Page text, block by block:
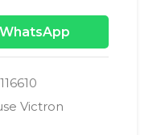
Victron